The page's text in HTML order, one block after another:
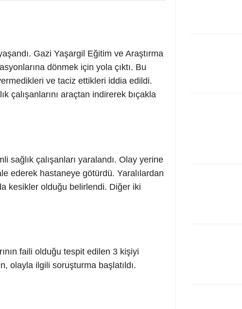
Gazi Yaşargil Eğitim ve Araştırma
dönmek için yola çıktı. Bu
ve taciz ettikleri iddia edildi.
çalışanlarını araçtan indirerek bıçakla
sağlık çalışanları yaralandı. Olay yerine
ederek hastaneye götürdü. Yaralılardan
kesikler olduğu belirlendi. Diğer iki
faili olduğu tespit edilen 3 kişiyi
olayla ilgili soruşturma başlatıldı.